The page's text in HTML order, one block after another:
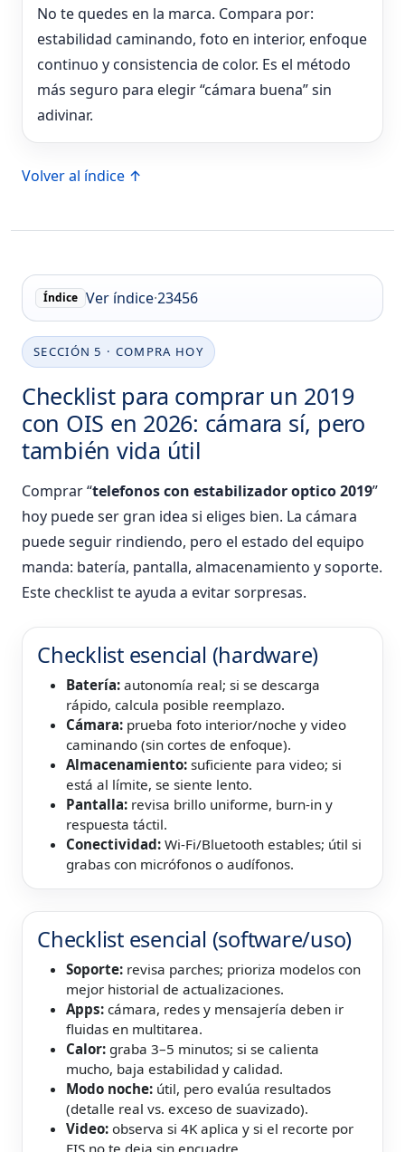
No te quedes en la marca. Compara por:
estabilidad caminando, foto en interior, enfoque
continuo y consistencia de color. Es el método
más seguro para elegir “cámara buena” sin
adivinar.
Volver al índice ↑
Índice Ver índice·23456
SECCIÓN 5 · COMPRA HOY
Checklist para comprar un 2019
con OIS en 2026: cámara sí, pero
también vida útil
Comprar “telefonos con estabilizador optico 2019”
hoy puede ser gran idea si eliges bien. La cámara
puede seguir rindiendo, pero el estado del equipo
manda: batería, pantalla, almacenamiento y soporte.
Este checklist te ayuda a evitar sorpresas.
Checklist esencial (hardware)
Batería: autonomía real; si se descarga
rápido, calcula posible reemplazo.
Cámara: prueba foto interior/noche y video
caminando (sin cortes de enfoque).
Almacenamiento: suficiente para video; si
está al límite, se siente lento.
Pantalla: revisa brillo uniforme, burn-in y
respuesta táctil.
Conectividad: Wi‑Fi/Bluetooth estables; útil si
grabas con micrófonos o audífonos.
Checklist esencial (software/uso)
Soporte: revisa parches; prioriza modelos con
mejor historial de actualizaciones.
Apps: cámara, redes y mensajería deben ir
fluidas en multitarea.
Calor: graba 3–5 minutos; si se calienta
mucho, baja estabilidad y calidad.
Modo noche: útil, pero evalúa resultados
(detalle real vs. exceso de suavizado).
Video: observa si 4K aplica y si el recorte por